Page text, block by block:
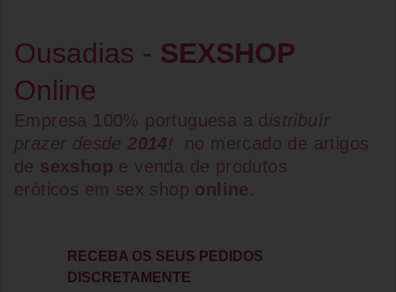
Ousadias - SEXSHOP
Online
Empresa 100% portuguesa a d istribuír
prazer desde2014!
no mercado de artigos
de sexshop e venda de produtos
eróticos em sex shop online.
RECEBA OS SEUS PEDIDOS
DISCRETAMENTE